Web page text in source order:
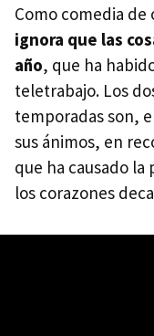
Como comedia
ignora que las
año, que ha
teletrabajo. Los
temporadas son,
sus ánimos, en
que ha causado
los corazones